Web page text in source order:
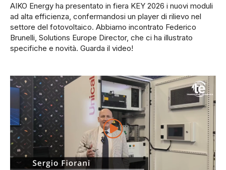
AIKO Energy ha presentato in fiera KEY 2026 i nuovi moduli
ad alta efficienza, confermandosi un player di rilievo nel
settore del fotovoltaico. Abbiamo incontrato Federico
Brunelli, Solutions Europe Director, che ci ha illustrato
specifiche e novità. Guarda il video!